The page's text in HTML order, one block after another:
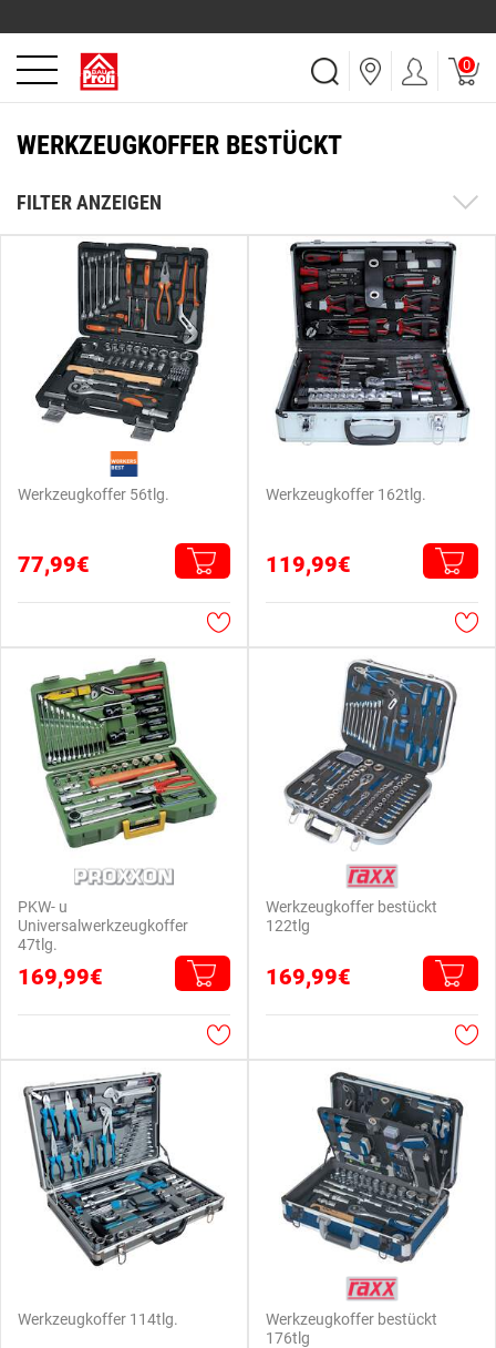
0
WERKZEUGKOFFER BESTÜCKT
FILTER ANZEIGEN
Werkzeugkoffer 56tlg.
77,99€
Werkzeugkoffer 162tlg.
119,99€
PKW- u
Universalwerkzeugkoffer
47tlg.
169,99€
Werkzeugkoffer bestückt
122tlg
169,99€
Werkzeugkoffer 114tlg.
Werkzeugkoffer bestückt
176tlg